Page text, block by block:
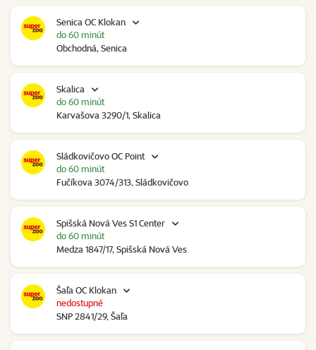
Senica OC Klokan
Obchodná, Senica
do 60 minút
Skalica
Karvašova 3290/1, Skalica
do 60 minút
Sládkovičovo OC Point
Fučíkova 3074/313, Sládkovičovo
do 60 minút
Spišská Nová Ves S1 Center
Medza 1847/17, Spišská Nová Ves
do 60 minút
Šaľa OC Klokan
SNP 2841/29, Šaľa
nedostupné